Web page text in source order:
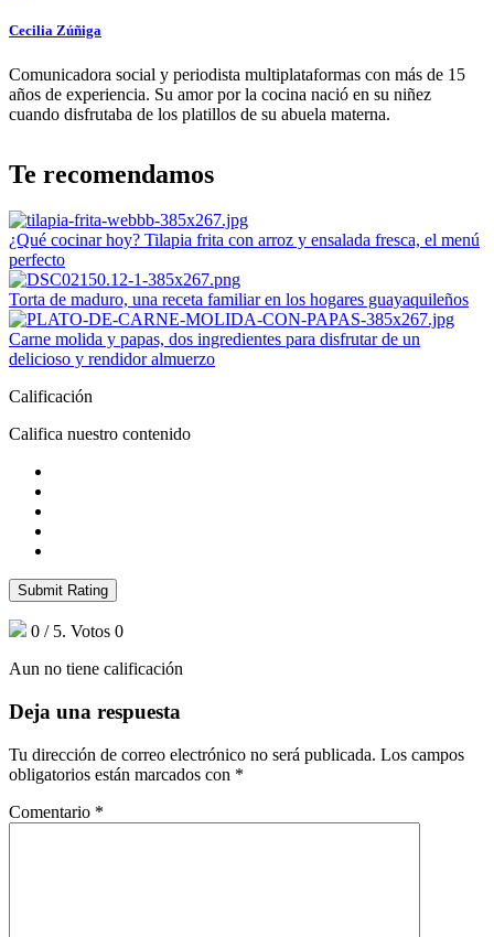
Cecilia Zúñiga
Comunicadora social y periodista multiplataformas con más de 15
años de experiencia. Su amor por la cocina nació en su niñez
cuando disfrutaba de los platillos de su abuela materna.
Te recomendamos
¿Qué cocinar hoy? Tilapia frita con arroz y ensalada fresca, el menú
perfecto
Torta de maduro, una receta familiar en los hogares guayaquileños
Carne molida y papas, dos ingredientes para disfrutar de un
delicioso y rendidor almuerzo
Calificación
Califica nuestro contenido
Submit Rating
0 / 5. Votos 0
Aun no tiene calificación
Deja una respuesta
Tu dirección de correo electrónico no será publicada. Los campos
obligatorios están marcados con *
Comentario *